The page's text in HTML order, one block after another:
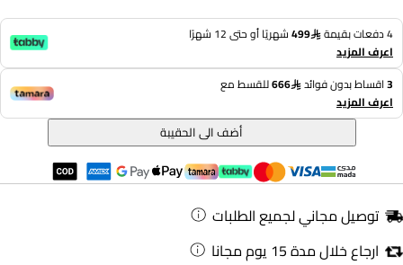
4 دفعات بقيمة 499شهريًا أو حتى 12 شهرًا
اعرف المزيد
3اقساط بدون فوائد 666للقسط مع
اعرف المزيد
أضف الى الحقيبة
توصيل مجاني لجميع الطلبات
ارجاع خلال مدة 15 يوم مجانا